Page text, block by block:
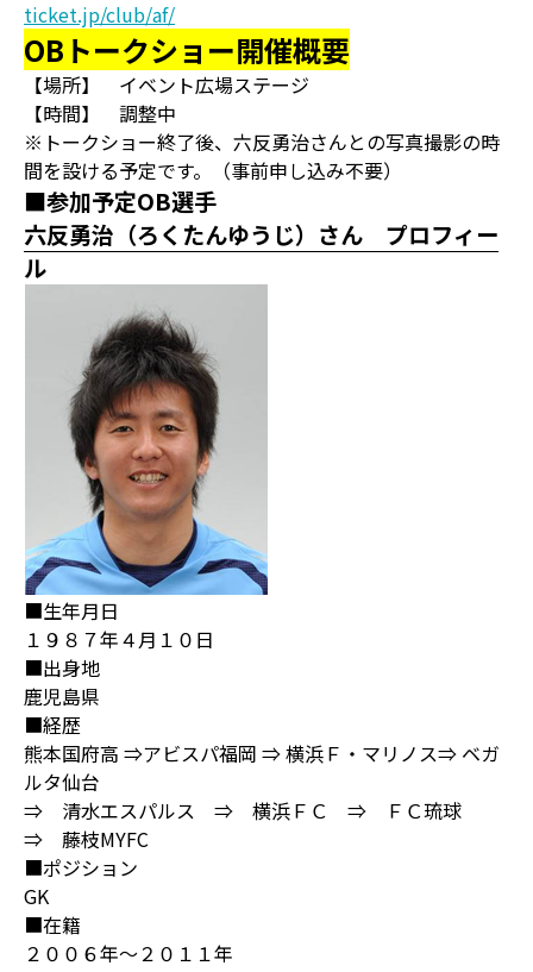
ticket.jp/club/af/
OBトークショー開催概要
【場所】 イベント広場ステージ
【時間】 調整中
※トークショー終了後、六反勇治さんとの写真撮影の時
間を設ける予定です。（事前申し込み不要）
■参加予定OB選手
六反勇治（ろくたんゆうじ）さん プロフィー
ル
■生年月日
１９８７年４月１０日
■出身地
鹿児島県
■経歴
熊本国府高 ⇒アビスパ福岡 ⇒ 横浜Ｆ・マリノス⇒ ベガ
ルタ仙台
⇒ 清水エスパルス ⇒ 横浜ＦＣ ⇒ ＦＣ琉球
⇒ 藤枝MYFC
■ポジション
GK
■在籍
２００６年～２０１１年